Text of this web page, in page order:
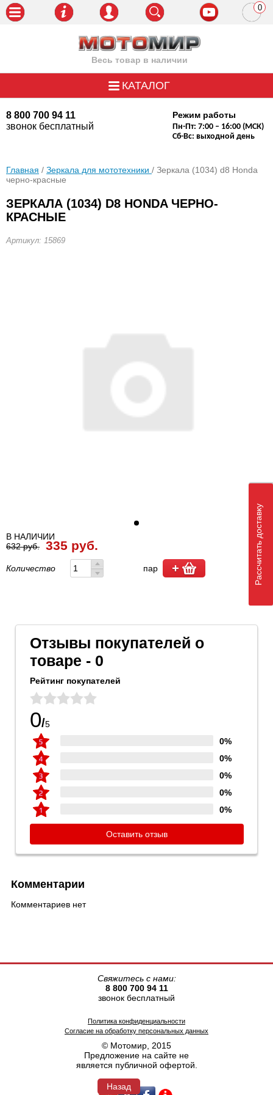
Весь товар в наличии
8 800 700 94 11
звонок бесплатный
Режим работы
Пн-Пт: 7:00 – 16:00 (МСК)
Сб-Вс: выходной день
0
КАТАЛОГ
Главная / Зеркала для мототехники / Зеркала (1034) d8 Honda
черно-красные
ЗЕРКАЛА (1034) D8 HONDA ЧЕРНО-
КРАСНЫЕ
Артикул: 15869
В НАЛИЧИИ
632 руб.
335 руб.
Количество пар
Отзывы покупателей о
товаре - 0
Рейтинг покупателей
0/5
0%
0%
0%
0%
0%
Оставить отзыв
Комментарии
Комментариев нет
Назад
© Мотомир, 2015
Предложение на сайте не
является публичной офертой.
Политика конфиденциальности
Согласие на обработку персональных данных
Свяжитесь с нами:
8 800 700 94 11
звонок бесплатный
Рассчитать доставку